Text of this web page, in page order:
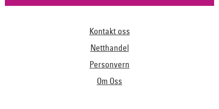
Kontakt oss
Netthandel
Personvern
Om Oss